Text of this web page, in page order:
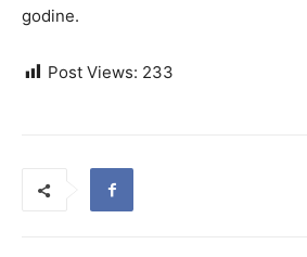
godine.
Post Views: 233